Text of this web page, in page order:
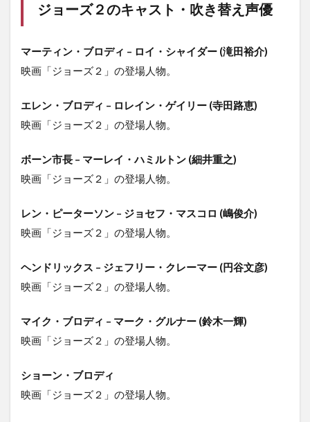
ジョーズ２のキャスト・吹き替え声優
マーティン・ブロディ – ロイ・シャイダー (滝田裕介)
映画「ジョーズ２」の登場人物。
エレン・ブロディ – ロレイン・ゲイリー (寺田路恵)
映画「ジョーズ２」の登場人物。
ボーン市長 – マーレイ・ハミルトン (細井重之)
映画「ジョーズ２」の登場人物。
レン・ピーターソン – ジョセフ・マスコロ (嶋俊介)
映画「ジョーズ２」の登場人物。
ヘンドリックス – ジェフリー・クレーマー (円谷文彦)
映画「ジョーズ２」の登場人物。
マイク・ブロディ – マーク・グルナー (鈴木一輝)
映画「ジョーズ２」の登場人物。
ショーン・ブロディ
映画「ジョーズ２」の登場人物。